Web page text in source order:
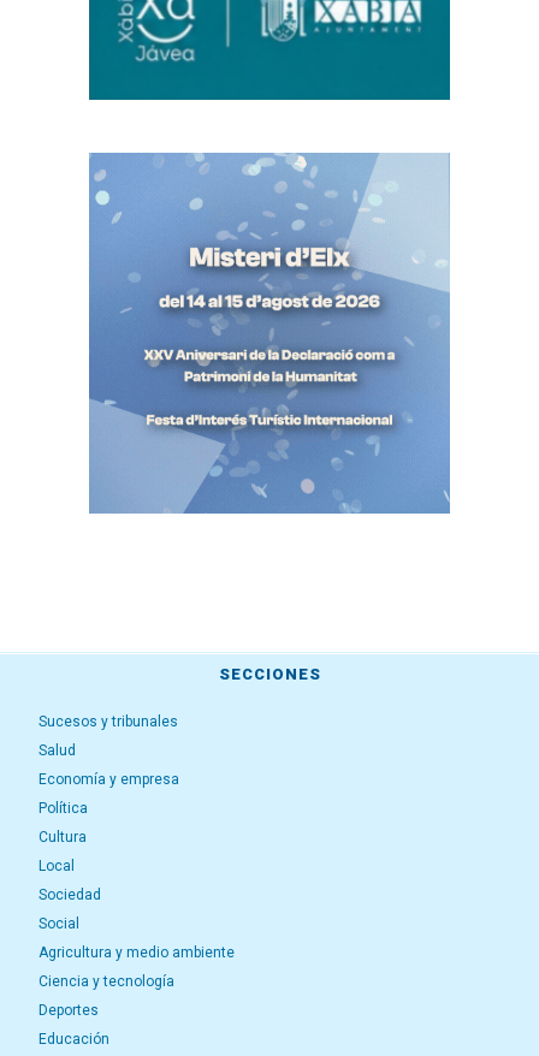
SECCIONES
Sucesos y tribunales
Salud
Economía y empresa
Política
Cultura
Local
Sociedad
Social
Agricultura y medio ambiente
Ciencia y tecnología
Deportes
Educación